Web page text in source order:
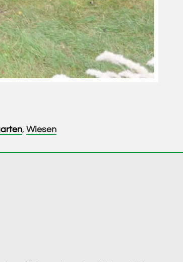
, Wiesen